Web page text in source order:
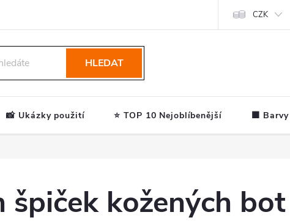
CZK
HLEDAT
📸 Ukázky použití ⭐ TOP 10 Nejoblíbenější 🟧
špiček kožených bot